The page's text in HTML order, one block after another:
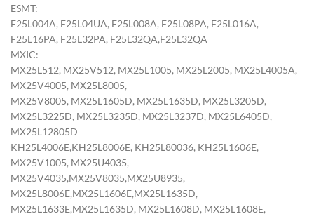
ESMT:
F25L004A, F25L04UA, F25L008A, F25L08PA, F25L016A,
F25L16PA, F25L32PA, F25L32QA,F25L32QA
MXIC:
MX25L512, MX25V512, MX25L1005, MX25L2005, MX25L4005A,
MX25V4005, MX25L8005,
MX25V8005, MX25L1605D, MX25L1635D, MX25L3205D,
MX25L3225D, MX25L3235D, MX25L3237D, MX25L6405D,
MX25L12805D
KH25L4006E,KH25L8006E, KH25L80036, KH25L1606E,
MX25V1005, MX25U4035,
MX25V4035,MX25V8035,MX25U8935,
MX25L8006E,MX25L1606E,MX25L1635D,
MX25L1633E,MX25L1635D, MX25L1608D, MX25L1608E,